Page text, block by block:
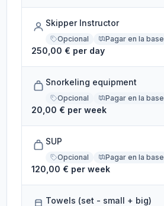
Skipper Instructor
Opcional Pagar en la base
250,00 € per day
Snorkeling equipment
Opcional Pagar en la base
20,00 € per week
SUP
Opcional Pagar en la base
120,00 € per week
Towels (set - small + big)